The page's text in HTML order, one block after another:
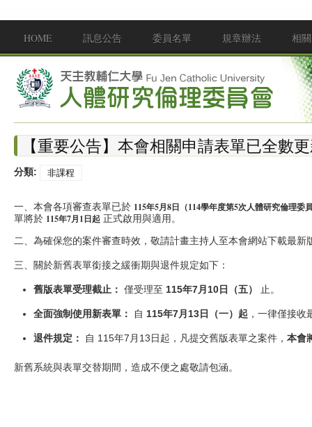
Main menu
HOME 訊息公告 委員名單 規章辦法 相
【重要公告】本會相關申請表單已全數
分類: 非課程
一、本會各項審查表單已於 115年5月8日（114學年度第5次人體研究倫理委
單將於 115年7月1日起 正式啟用與適用。
二、為確保您的案件審查時效，敬請計畫主持人至本會網站下載最新
三、關於新舊表單銜接之緩衝期與退件規定如下：
舊版表單受理截止： 僅受理至 115年7月10日（五） 止。
全面強制使用新表單： 自 115年7月13日（一）起 ，一律僅接收
退件規定： 自 115年7月13日起，凡提交舊版表單之案件， 本會
新舊系統與表單交替期間，造成不便之處敬請包涵。